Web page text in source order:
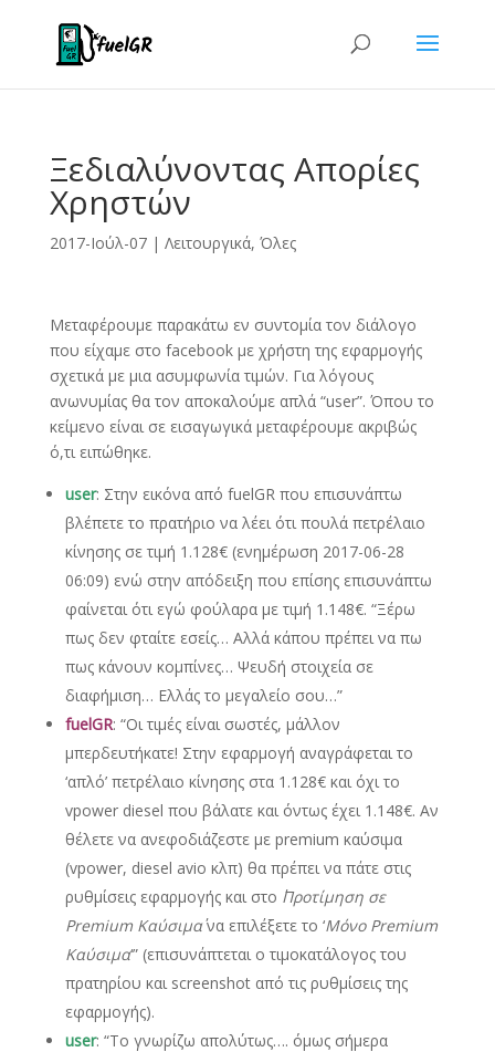
Ξεδιαλύνοντας Απορίες
Χρηστών
2017-Ιούλ-07| Λειτουργικά, Όλες
Μεταφέρουμε παρακάτω εν συντομία τον διάλογο
που είχαμε στο facebook με χρήστη της εφαρμογής
σχετικά με μια ασυμφωνία τιμών. Για λόγους
ανωνυμίας θα τον αποκαλούμε απλά “user”. Όπου το
κείμενο είναι σε εισαγωγικά μεταφέρουμε ακριβώς
ό,τι ειπώθηκε.
user: Στην εικόνα από fuelGR που επισυνάπτω
βλέπετε το πρατήριο να λέει ότι πουλά πετρέλαιο
κίνησης σε τιμή 1.128€ (ενημέρωση 2017-06-28
06:09) ενώ στην απόδειξη που επίσης επισυνάπτω
φαίνεται ότι εγώ φούλαρα με τιμή 1.148€. “Ξέρω
πως δεν φταίτε εσείς… Αλλά κάπου πρέπει να πω
πως κάνουν κομπίνες… Ψευδή στοιχεία σε
διαφήμιση… Ελλάς το μεγαλείο σου…”
fuelGR: “Οι τιμές είναι σωστές, μάλλον
μπερδευτήκατε! Στην εφαρμογή αναγράφεται το
‘απλό’ πετρέλαιο κίνησης στα 1.128€ και όχι το
vpower diesel που βάλατε και όντως έχει 1.148€. Αν
θέλετε να ανεφοδιάζεστε με premium καύσιμα
(vpower, diesel avio κλπ) θα πρέπει να πάτε στις
ρυθμίσεις εφαρμογής και στο ΄ Προτίμηση σε
Premium Καύσιμα΄ να επιλέξετε το ‘Μόνο Premium
Καύσιμα‘” (επισυνάπτεται ο τιμοκατάλογος του
πρατηρίου και screenshot από τις ρυθμίσεις της
εφαρμογής).
user: “Το γνωρίζω απολύτως…. όμως σήμερα